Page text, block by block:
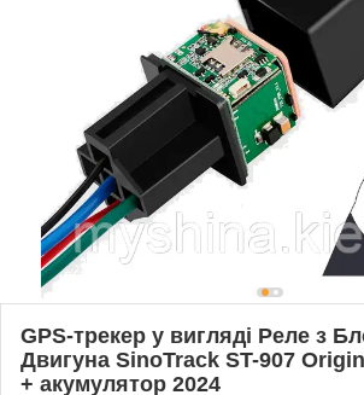
GPS-трекер у вигляді Реле з
Двигуна SinoTrack ST-907
+ акумулятор 2024